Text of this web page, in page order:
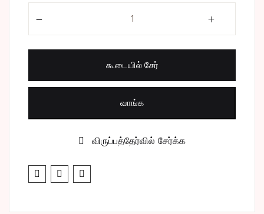
கூடையில் சேர்
வாங்க
விருப்பத்தேர்வில் சேர்க்க